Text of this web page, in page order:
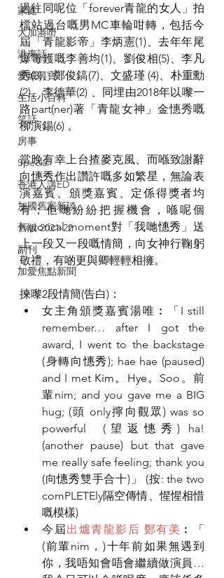
家庭
大加港嘢
港東話
愛城尋寶
生活小百科
笑話
房事
Special
香港人講ED
加國舊案新談
舊版 2021-22
副刊
加愛焦點新聞
過往同呢位「forever青龍的女人」拍
檔站過台嘅男MC車輪咁轉，包括今
屆「青龍影帝」李炳憲(1)、去年年尾
爆毒鑊嘅李善均(1)、劉俊相(5)、李凡
秀(3)、鄭俊鎬(7)、文盛瑾 (4)、朴重勳
(2)、李德華(2) 、同埋由2018年以嚟一
路part(ner)著「青龍女神」金憓秀嘅
柳演錫(6) 。
當晚有幸上台揸麥克風、而喺致謝辭
向憓秀作出讚許嘅多如繁星，無論表
演嘉賓、頒獎嘉賓、定係得獎者均
有；佢哋紛紛把握機會，喺呢個
historical moment對「我哋憓秀 」送
上一段又一段嘅情簡，向女神行鞠躬
敬禮，有啲更與卿輕輕相擁。
揀嚟2段情簡(告白)：
女主角頒獎嘉賓湯唯︰「I still
remember… after I got the
award, I went to the backstage
(身轉向憓秀); hae hae (paused)
and I met Kim。Hye。 Soo。前
輩nim; and you gave me a BIG
hug; (頭 only擰向觀眾) was so
powerful  (望返憓秀) ha!
(another pause) but that gave
me really safe feeling; thank you
(向憓秀雙手合十)」 (按: the two
comPLETEly隔空傳情、惺惺相惜
嘅模樣)
今屆出爐青龍影后 鄭有美 ︰「
(前輩nim，)十年前如果無遇到
你，我唔知會唔會繼續做演員…